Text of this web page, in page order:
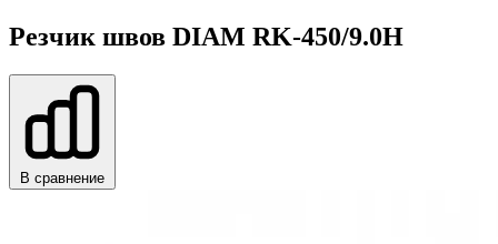
Резчик швов DIAM RK-450/9.0H
В сравнение